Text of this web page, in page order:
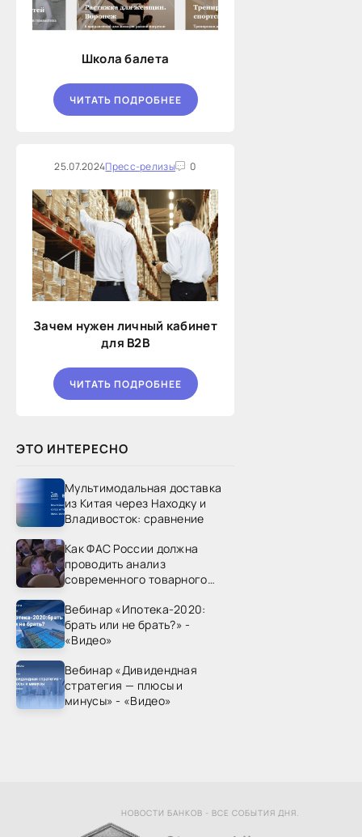
Школа балета
ЧИТАТЬ ПОДРОБНЕЕ
25.07.2024Пресс-релизы 0
Зачем нужен личный кабинет
для B2B
ЧИТАТЬ ПОДРОБНЕЕ
ЭТО ИНТЕРЕСНО
Мультимодальная доставка
из Китая через Находку и
Владивосток: сравнение
Как ФАС России должна
проводить анализ
современного товарного
России»
Вебинар «Ипотека-2020:
брать или не брать?» -
«Видео»
Вебинар «Дивидендная
стратегия — плюсы и
минусы» - «Видео»
НОВОСТИ БАНКОВ - ВСЕ СОБЫТИЯ ДНЯ.